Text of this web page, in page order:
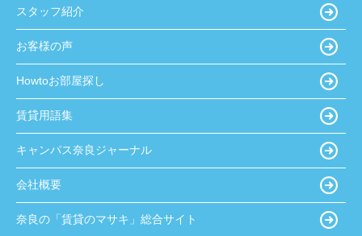
スタッフ紹介
お客様の声
Howtoお部屋探し
賃貸用語集
キャンパス奈良ジャーナル
会社概要
奈良の「賃貸のマサキ」総合サイト